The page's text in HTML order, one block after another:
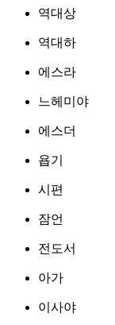
역대상
역대하
에스라
느헤미야
에스더
욥기
시편
잠언
전도서
아가
이사야